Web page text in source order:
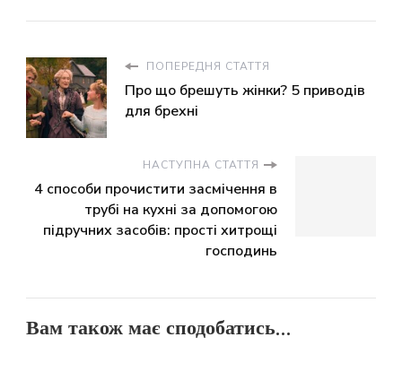
ПОПЕРЕДНЯ СТАТТЯ
Про що брешуть жінки? 5 приводів
для брехні
НАСТУПНА СТАТТЯ
4 способи прочистити засмічення в
трубі на кухні за допомогою
підручних засобів: прості хитрощі
господинь
Вам також має сподобатись...